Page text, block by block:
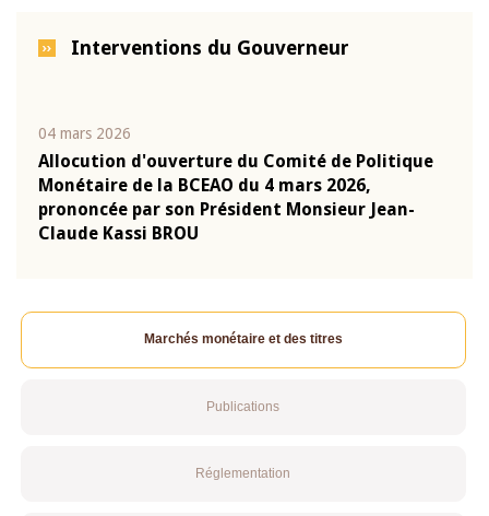
Interventions du Gouverneur
04 mars 2026
Allocution d'ouverture du Comité de Politique
Monétaire de la BCEAO du 4 mars 2026,
prononcée par son Président Monsieur Jean-
Claude Kassi BROU
Marchés monétaire et des titres
Publications
Réglementation